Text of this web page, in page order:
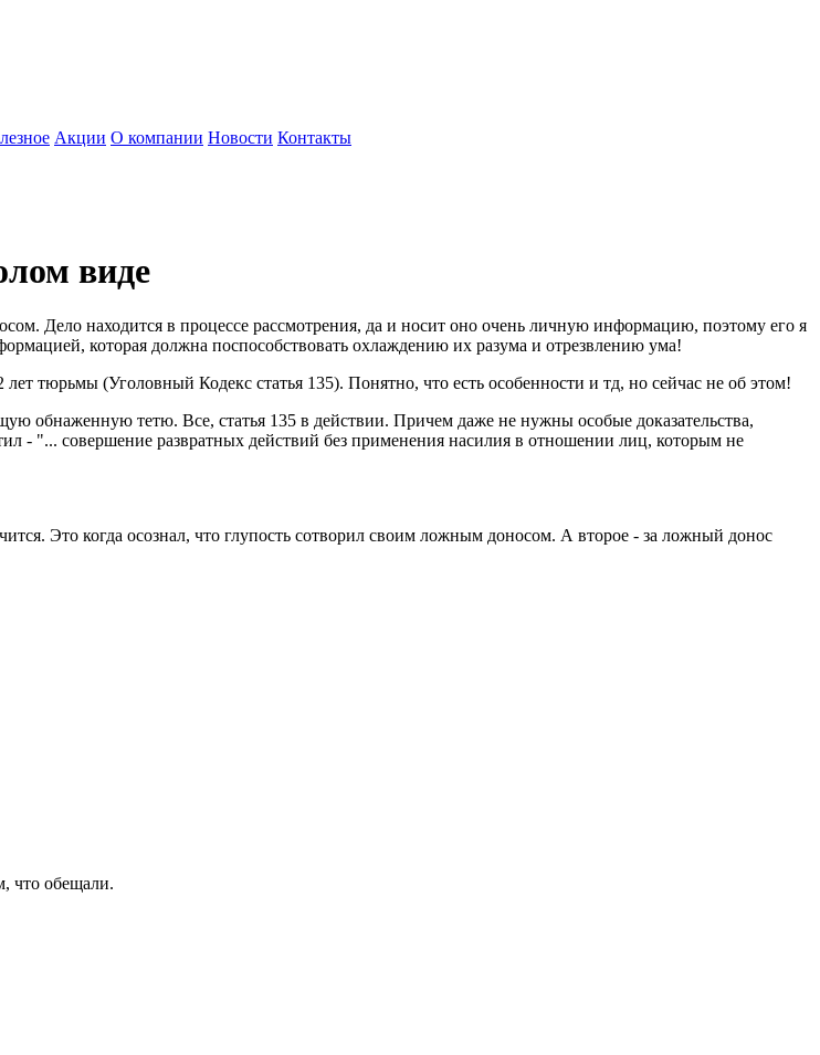
Акции О компании Новости Контакты
виде
Дело находится в процессе рассмотрения, да и носит оно очень личную информацию, поэтому его я
которая должна поспособствовать охлаждению их разума и отрезвлению ума!
тюрьмы (Уголовный Кодекс статья 135). Понятно, что есть особенности и тд, но сейчас не об этом!
обнаженную тетю. Все, статья 135 в действии. Причем даже не нужны особые доказательства,
- "... совершение развратных действий без применения насилия в отношении лиц, которым не
Это когда осознал, что глупость сотворил своим ложным доносом. А второе - за ложный донос
что обещали.